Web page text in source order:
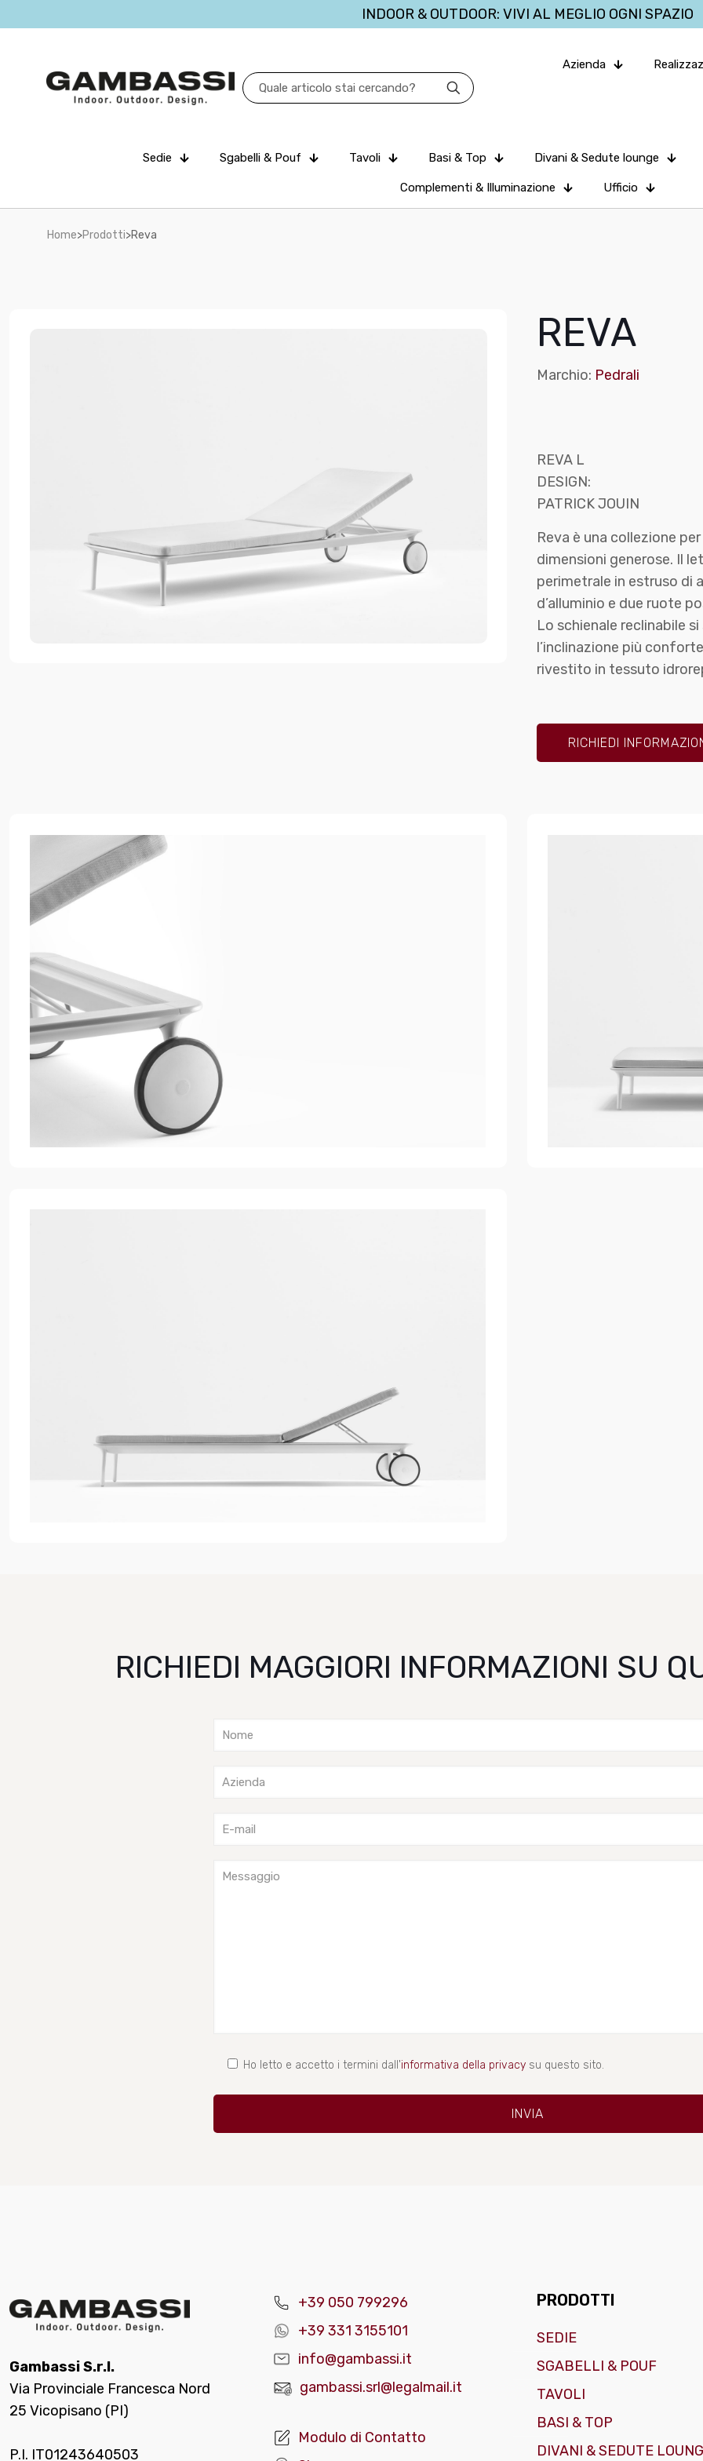
INDOOR & OUTDOOR: VIVI AL MEGLIO OGNI SPAZIO
Azienda
Sedie Sgabelli & Pouf Tavoli Basi & Top Divani & Sedute lounge
Complementi & Illuminazione Ufficio
Home>Prodotti>Reva
REVA
Marchio: Pedrali
REVA L
DESIGN:
PATRICK JOUIN
Reva è una collezione
dimensioni generose. Il
perimetrale in estruso di
d’alluminio e due ruote
Lo schienale reclinabile
l’inclinazione più
rivestito in tessuto
RICHIEDI
RICHIEDI MAGGIORI INFORMAZIONI SU
Ho letto e accetto i termini dall'informativa della privacy su questo sito.
Gambassi S.r.l.
Via Provinciale Francesca Nord
25 Vicopisano (PI)
P.I. IT01243640503
+39 050 799296
+39 331 3155101
info@gambassi.it
gambassi.srl@legalmail.it
Modulo di Contatto
PRODOTTI
SEDIE
SGABELLI & POUF
TAVOLI
BASI & TOP
DIVANI & SEDUTE